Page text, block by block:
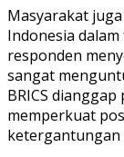
Masyarakat
Indonesia
responden
sangat
BRICS
memperkuat
ketergantungan